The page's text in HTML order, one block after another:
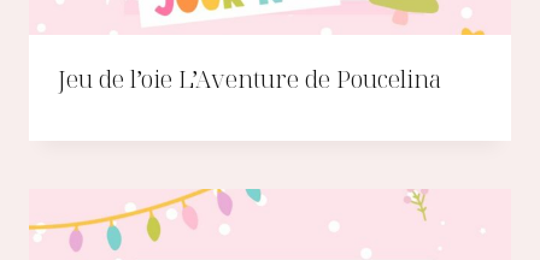
Jeu de l’oie L’Aventure de Poucelina